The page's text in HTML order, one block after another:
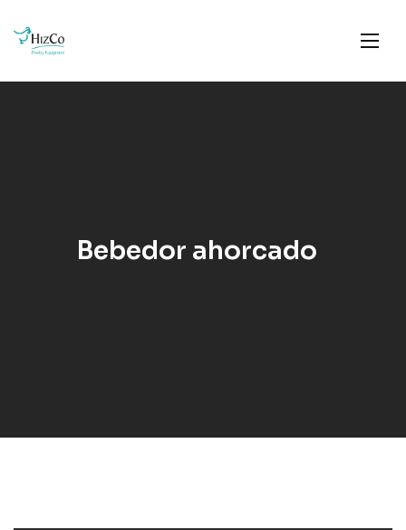
Bebedor ahorcado